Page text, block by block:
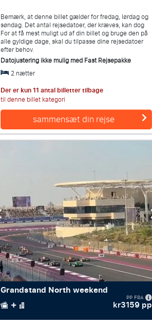
Bemærk, at denne billet gælder for fredag, lørdag og
søndag. Det antal rejsedatoer, der kræves, kan dog
For at få mest muligt ud af din billet og bruge den på
alle gyldige dage, skal du tilpasse dine rejsedatoer
efter behov.
Datojustering ikke mulig medFast Rejsepakke
2 nætter
Der er kun 11 antal billetter tilbage
til denne billet kategori
sammensæt din rejse
Grandstand North weekend
PP FRA
kr3159 pp